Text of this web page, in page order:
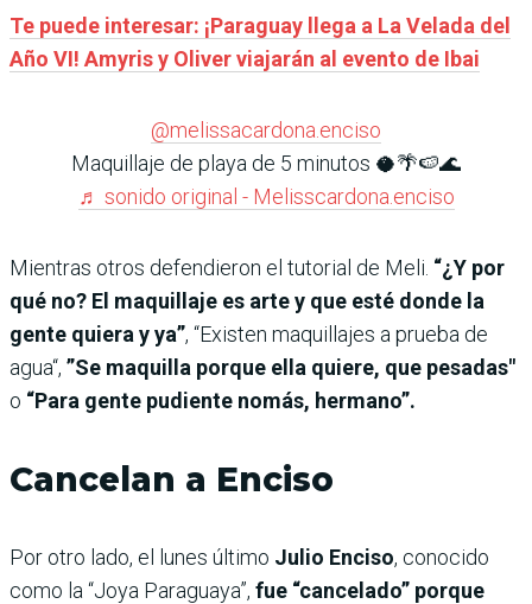
Te puede interesar: ¡Paraguay llega a La Velada del
Año VI! Amyris y Oliver viajarán al evento de Ibai
@melissacardona.enciso
Maquillaje de playa de 5 minutos 🥥🌴🍉🌊
♬ sonido original - Melisscardona.enciso
Mientras otros defendieron el tutorial de Meli. “¿Y por
qué no? El maquillaje es arte y que esté donde la
gente quiera y ya”, “Existen maquillajes a prueba de
agua“, ”Se maquilla porque ella quiere, que pesadas"
o “Para gente pudiente nomás, hermano”.
Cancelan a Enciso
Por otro lado, el lunes último Julio Enciso, conocido
como la “Joya Paraguaya”, fue “cancelado” porque